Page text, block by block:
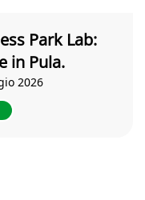
Park Lab:
in Pula.
2026